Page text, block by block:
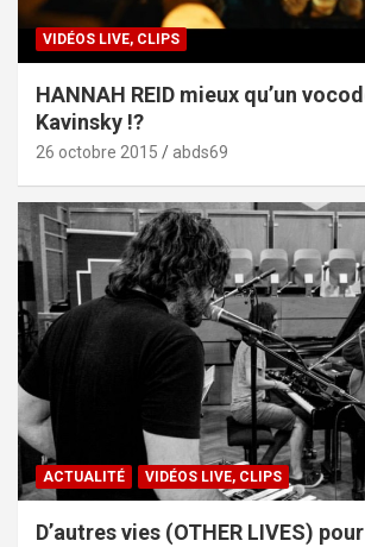
VIDÉOS LIVE, CLIPS
HANNAH REID mieux qu’un
Kavinsky !?
26 octobre 2015 abds69
ACTUALITÉ VIDÉOS LIVE, CLIPS
D’autres vies (OTHER LIVES)